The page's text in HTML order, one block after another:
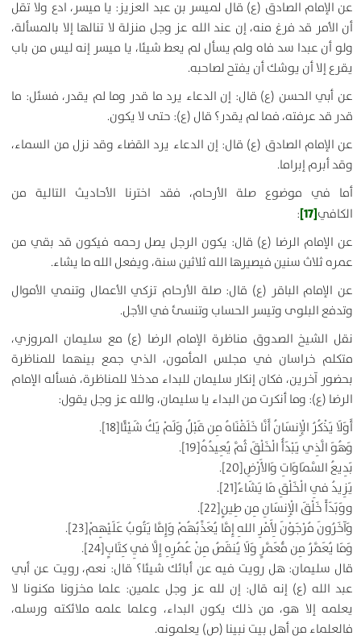
عن الإمام الصادق (ع) قال لميسر بن عبد العزيز: يا ميسر، ادع ولا تقل
أن الأمر قد فرغ منه، إن عند الله عز وجل منزلة لا تنالها إلا بالمسألة،
ولو أن عبدا سد فاه ولم يسأل لم يعط شيئا، يا ميسر إنه ليس من باب
يقرع إلا أن يوشك أن يفتح لصاحبه.
عن أبي الحسن (ع) قال: إن الدعاء يرد ما قدر وما لم يقدر، فسئل: ما
قدر قد عرفته، فما لم يقدر؟ قال (ع): حتى لا يكون.
عن الإمام الصادق (ع) قال: إن الدعاء يرد القضاء وقد نزل من السماء،
وقد أبرم إبراما.
أما في موضوع صلة الأرحام، فقد اخترنا الأحاديث التالية من
الكافي[17]
:
عن الإمام الرضا (ع) قال: يكون الرجل يصل رحمه فيكون قد بقي من
عمره ثلاث سنين فيصيرها الله ثلاثين سنة، ويفعل الله ما يشاء.
عن الإمام الباقر (ع) قال:صلة الأرحام تزكي الأعمال وتنمي الأموال
وتدفع البلوى وتيسر الحساب وتنسئ في الأجل.
نقل الشيخ الصدوق مناظرة الإمام الرضا (ع) مع سليمان المروزي،
متكلم خراسان في مجلس المأمون، الذي جمع بينهما للمناظرة
بحضور آخرين، فكان إنكار سليمان للبداء مدخلا للمناظرة، فسأله الإمام
الرضا (ع): وما أنكرت من البداء يا سليمان، والله عز وجل يقول:
أَوَلَا يَذْكُرُ الْإِنسَانُ أَنَّا خَلَقْنَاهُ مِن قَبْلُ وَلَمْ يَكُ شَيْئًا[18]
.
وَهُوَ الَّذِي يَبْدَأُ الْخَلْقَ ثُمَّ يُعِيدُهُ[19]
.
بَدِيعُ السَّمَاوَاتِ وَالأَرْضِ[20]
.
يَزِيدُ فِي الْخَلْقِ مَا يَشَاءُ[21]
.
ووَبَدَأَ خَلْقَ الْإِنسَانِ مِن طِينٍ[22]
.
وَآخَرُونَ مُرْجَوْنَ لِأَمْرِ اللهِ إِمَّا يُعَذِّبُهُمْ وَإِمَّا يَتُوبُ عَلَيْهِمْ[23]
.
وَمَا يُعَمَّرُ مِن مُّعَمَّرٍ وَلَا يُنقَصُ مِنْ عُمُرِهِ إِلَّا فِي كِتَابٍ[24]
.
قال سليمان: هل رويت فيه عن أبائك شيئا؟ قال: نعم، رويت عن أبي
عبد الله (ع) إنه قال: إن لله عز وجل علمين: علما مخزونا مكنونا لا
يعلمه إلا هو، من ذلك يكون البداء، وعلما علمه ملائكته ورسله،
فالعلماء من أهل بيت نبينا (ص) يعلمونه.